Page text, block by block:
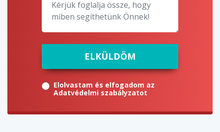
ELKÜLDÖM
Elolvastam és elfogadom az
Adatvédelmi szabályzatot